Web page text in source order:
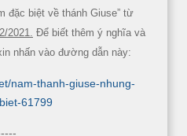
đặc biệt về thánh Giuse” từ
2021. Để biết thêm ý nghĩa và
nhấn vào đường dẫn này:
nam-thanh-giuse-nhung-
61799